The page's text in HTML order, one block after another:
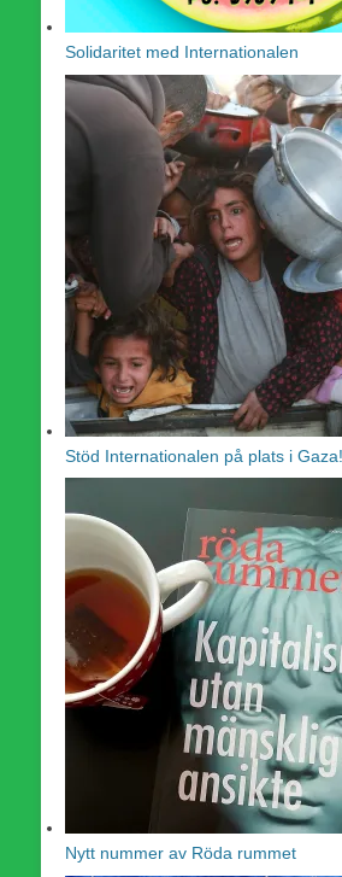
Solidaritet med Internationalen
Stöd Internationalen på plats i Gaza!
Nytt nummer av Röda rummet